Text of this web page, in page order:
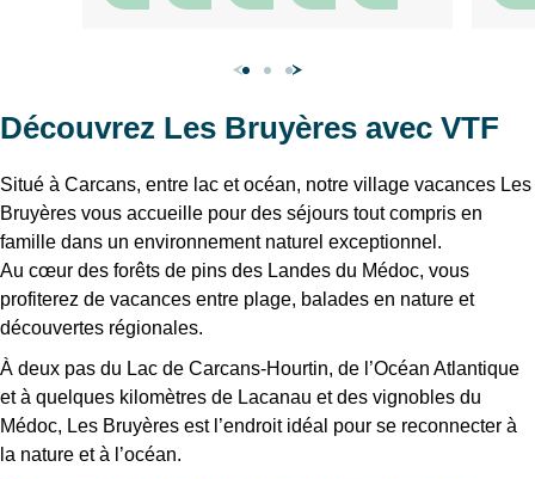
Découvrez Les Bruyères avec VTF
Situé à Carcans, entre lac et océan, notre village vacances Les
Bruyères vous accueille pour des séjours tout compris en
famille dans un environnement naturel exceptionnel.
Au cœur des forêts de pins des Landes du Médoc, vous
profiterez de vacances entre plage, balades en nature et
découvertes régionales.
À deux pas du Lac de Carcans-Hourtin, de l’Océan Atlantique
et à quelques kilomètres de Lacanau et des vignobles du
Médoc, Les Bruyères est l’endroit idéal pour se reconnecter à
la nature et à l’océan.